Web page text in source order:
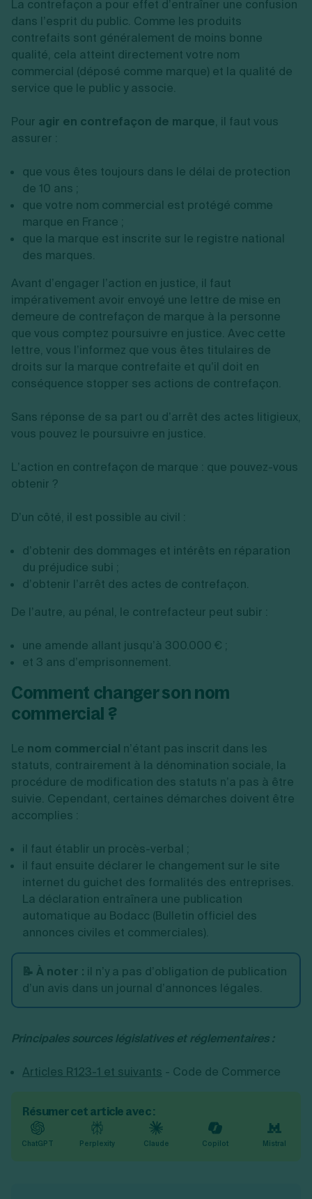
La contrefaçon a pour effet d’entraîner une confusion
dans l’esprit du public. Comme les produits
contrefaits sont généralement de moins bonne
qualité, cela atteint directement votre nom
commercial (déposé comme marque) et la qualité de
service que le public y associe.
Pour agir en contrefaçon de marque, il faut vous
assurer :
que vous êtes toujours dans le délai de protection
de 10 ans ;
que votre nom commercial est protégé comme
marque en France ;
que la marque est inscrite sur le registre national
des marques.
Avant d’engager l’action en justice, il faut
impérativement avoir envoyé une lettre de mise en
demeure de contrefaçon de marque à la personne
que vous comptez poursuivre en justice. Avec cette
lettre, vous l’informez que vous êtes titulaires de
droits sur la marque contrefaite et qu’il doit en
conséquence stopper ses actions de contrefaçon.
Sans réponse de sa part ou d’arrêt des actes litigieux,
vous pouvez le poursuivre en justice.
L’action en contrefaçon de marque : que pouvez-vous
obtenir ?
D’un côté, il est possible au civil :
d’obtenir des dommages et intérêts en réparation
du préjudice subi ;
d’obtenir l’arrêt des actes de contrefaçon.
De l’autre, au pénal, le contrefacteur peut subir :
une amende allant jusqu’à 300.000 € ;
et 3 ans d’emprisonnement.
Comment changer son nom
commercial ?
Le nom commercial n’étant pas inscrit dans les
statuts, contrairement à la dénomination sociale, la
procédure de modification des statuts n’a pas à être
suivie. Cependant, certaines démarches doivent être
accomplies :
il faut établir un procès-verbal ;
il faut ensuite déclarer le changement sur le site
internet du guichet des formalités des entreprises.
La déclaration entraînera une publication
automatique au Bodacc (Bulletin officiel des
annonces civiles et commerciales).
📝 À noter : il n’y a pas d’obligation de publication
d’un avis dans un journal d’annonces légales.
Principales sources législatives et réglementaires :
Articles R123-1 et suivants - Code de Commerce
Résumer cet article avec :
ChatGPT Perplexity Claude Copilot Mistral